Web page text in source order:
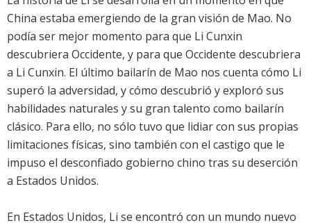
China estaba emergiendo de la gran visión de Mao. No
podía ser mejor momento para que Li Cunxin
descubriera Occidente, y para que Occidente descubriera
a Li Cunxin. El último bailarín de Mao nos cuenta cómo Li
superó la adversidad, y cómo descubrió y exploró sus
habilidades naturales y su gran talento como bailarín
clásico. Para ello, no sólo tuvo que lidiar con sus propias
limitaciones físicas, sino también con el castigo que le
impuso el desconfiado gobierno chino tras su deserción
a Estados Unidos.
En Estados Unidos, Li se encontró con un mundo nuevo